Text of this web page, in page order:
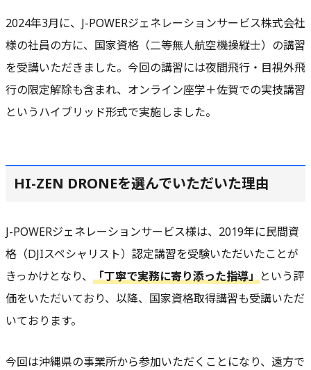
2024年3月に、J-POWERジェネレーションサービス株式会社
様の社員の方に、国家資格（二等無人航空機操縦士）の講習
を受講いただきました。今回の講習には夜間飛行・目視外飛
行の限定解除も含まれ、オンライン座学＋佐賀での実技講習
というハイブリッド形式で実施しました。
HI-ZEN DRONEを選んでいただいた理由
J-POWERジェネレーションサービス様は、2019年に民間資
格（DJIスペシャリスト）認定講習を受験いただいたことが
きっかけとなり、 「丁寧で実務に寄り添った指導」という評
価をいただいており、以降、国家資格取得講習も受講いただ
いております。
今回は沖縄県の事業所から参加いただくことになり、遠方で